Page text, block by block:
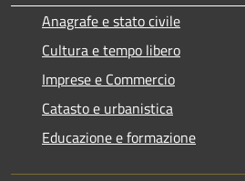
Anagrafe e stato civile
Cultura e tempo libero
Imprese e Commercio
Catasto e urbanistica
Educazione e formazione